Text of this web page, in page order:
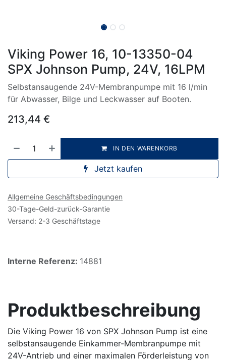
Viking Power 16, 10-13350-04
SPX Johnson Pump, 24V, 16LPM
Selbstansaugende 24V-Membranpumpe mit 16 l/min
für Abwasser, Bilge und Leckwasser auf Booten.
213,44 €
IN DEN WARENKORB
Jetzt kaufen
Allgemeine Geschäftsbedingungen
30-Tage-Geld-zurück-Garantie
Versand: 2-3 Geschäftstage
Interne Referenz: 14881
Produktbeschreibung
Die Viking Power 16 von SPX Johnson Pump ist eine
selbstansaugende Einkammer-Membranpumpe mit
24V-Antrieb und einer maximalen Förderleistung von